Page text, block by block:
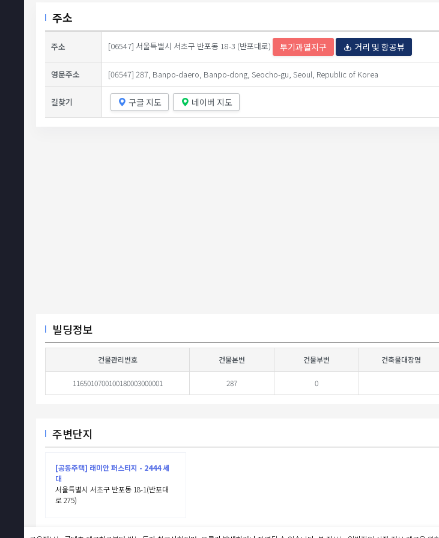
주소
주소 [06547] 서울특별시 서초구 반포동 18-3 (반포대로) 투기과열지구 거리 및 항공뷰
영문주소 [06547] 287, Banpo-daero, Banpo-dong, Seocho-gu, Seoul, Republic of Korea
길찾기 구글 지도 네이버 지도
빌딩정보
건물관리번호 건물본번 건물부번 건축물대장명
1165010700100180003000001 287 0
주변단지
[공동주택] 래미안 퍼스티지 - 2444 세
대
서울특별시 서초구 반포동 18-1(반포대
로 275)